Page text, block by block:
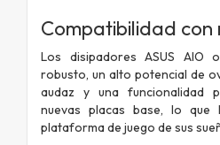
Compatibilidad
Los disipadores ASUS AIO
robusto, un alto potencial de
audaz y una funcionalidad
nuevas placas base, lo
plataforma de juego de sus